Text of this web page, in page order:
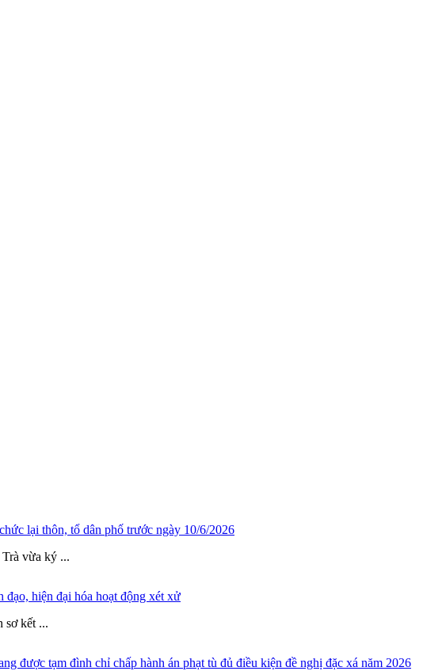
lại thôn, tổ dân phố trước ngày 10/6/2026
vừa ký ...
hiện đại hóa hoạt động xét xử
sơ kết ...
được tạm đình chỉ chấp hành án phạt tù đủ điều kiện đề nghị đặc xá năm 2026